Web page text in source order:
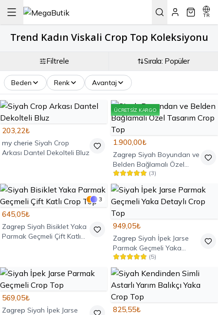
TR
Trend Kadın Viskali Crop Top Koleksiyonu
Filtrele Sırala: Popüler
Beden Renk Avantaj
203,22₺
my cherie Siyah Crop
Arkası Dantel Dekolteli Bluz
ÜCRETSIZ KARGO
1.900,00₺
Zagrep Siyah Boyundan ve
Belden Bağlamalı Özel
Tasarım Crop Top
(3)
3
645,05₺
Zagrep Siyah Bisiklet Yaka
Parmak Geçmeli Çift Katlı
949,05₺
Zagrep Siyah İpek Jarse
Parmak Geçmeli Yaka
Detaylı Crop Top
(5)
569,05₺
Zagrep Siyah İpek Jarse
825,55₺